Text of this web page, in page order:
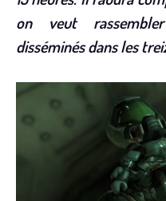
on veut
disséminés dans les